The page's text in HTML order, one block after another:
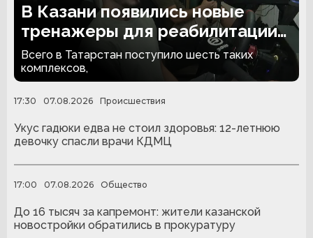
В Казани появились новые
тренажеры для реабилитации
людей с ампутациями
Всего в Татарстан поступило шесть таких
комплексов,
17:30 07.08.2026 Происшествия
Укус гадюки едва не стоил здоровья: 12-летнюю
девочку спасли врачи КДМЦ
17:00 07.08.2026 Общество
До 16 тысяч за капремонт: жители казанской
новостройки обратились в прокуратуру